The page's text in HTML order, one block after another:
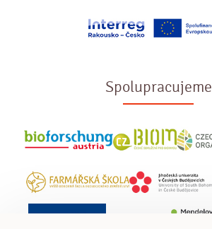
Spolupracujeme